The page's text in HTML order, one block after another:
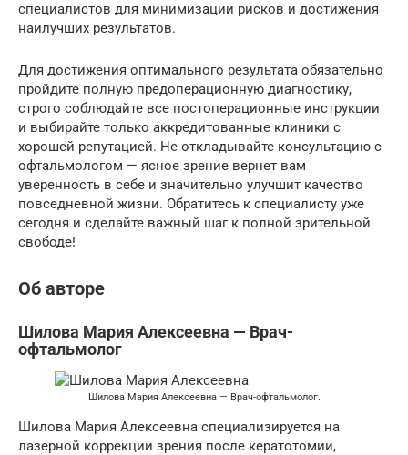
специалистов для минимизации рисков и достижения
наилучших результатов.
Для достижения оптимального результата обязательно
пройдите полную предоперационную диагностику,
строго соблюдайте все постоперационные инструкции
и выбирайте только аккредитованные клиники с
хорошей репутацией. Не откладывайте консультацию с
офтальмологом — ясное зрение вернет вам
уверенность в себе и значительно улучшит качество
повседневной жизни. Обратитесь к специалисту уже
сегодня и сделайте важный шаг к полной зрительной
свободе!
Об авторе
Шилова Мария Алексеевна — Врач-
офтальмолог
Шилова Мария Алексеевна — Врач-офтальмолог.
Шилова Мария Алексеевна специализируется на
лазерной коррекции зрения после кератотомии,